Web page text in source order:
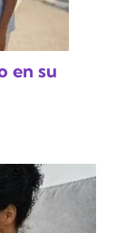
en su